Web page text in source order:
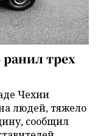
трех
Чехии
людей, тяжело
сообщил